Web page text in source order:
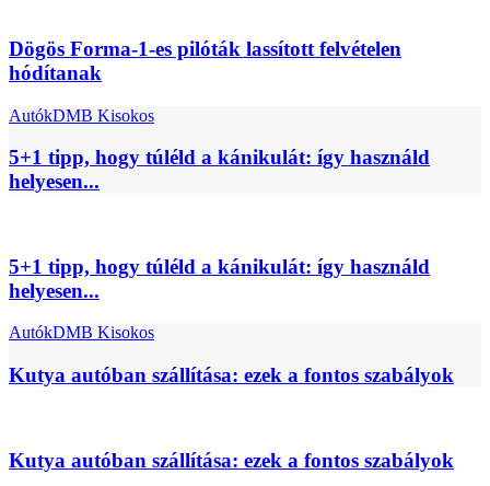
Dögös Forma-1-es pilóták lassított felvételen
hódítanak
AutókDMB Kisokos
5+1 tipp, hogy túléld a kánikulát: így használd
helyesen...
5+1 tipp, hogy túléld a kánikulát: így használd
helyesen...
AutókDMB Kisokos
Kutya autóban szállítása: ezek a fontos szabályok
Kutya autóban szállítása: ezek a fontos szabályok